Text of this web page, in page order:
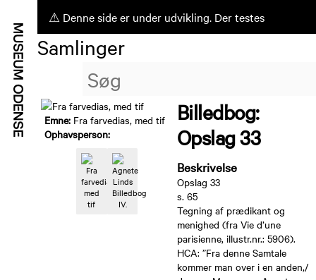
⚠ Denne side er under udvikling. Der testes
ufærdige funktioner.
Samlinger
Emne: Fra farvedias, med tif
Ophavsperson:
Billedbog:
Opslag 33
Beskrivelse
Opslag 33
s. 65
Tegning af prædikant og
menighed (fra Vie d’une
parisienne, illustr.nr.: 5906).
HCA: ”Fra denne Samtale
kommer man over i en anden,/